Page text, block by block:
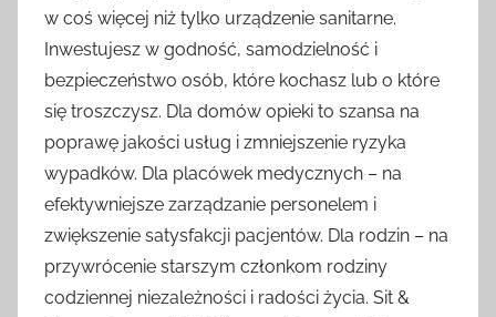
w coś więcej niż tylko urządzenie sanitarne.
Inwestujesz w godność, samodzielność i
bezpieczeństwo osób, które kochasz lub o które
się troszczysz. Dla domów opieki to szansa na
poprawę jakości usług i zmniejszenie ryzyka
wypadków. Dla placówek medycznych – na
efektywniejsze zarządzanie personelem i
zwiększenie satysfakcji pacjentów. Dla rodzin – na
przywrócenie starszym członkom rodziny
codziennej niezależności i radości życia. Sit &